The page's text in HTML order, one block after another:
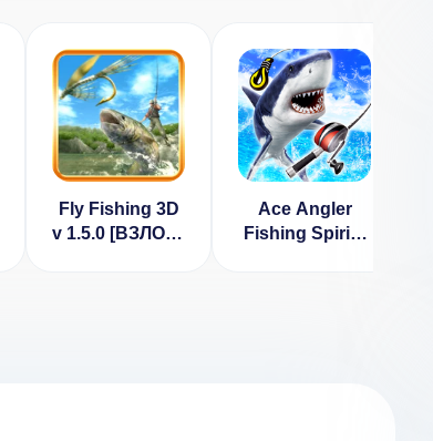
Fly Fishing 3D
v 1.5.0 [ВЗЛОМ:
Ace Angler
Fishing Spirits